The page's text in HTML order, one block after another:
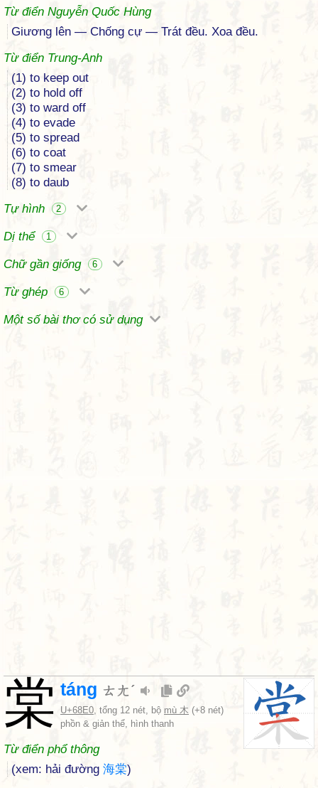
Từ điển Nguyễn Quốc Hùng
Giương lên — Chống cự — Trát đều. Xoa đều.
Từ điển Trung-Anh
(1) to keep out
(2) to hold off
(3) to ward off
(4) to evade
(5) to spread
(6) to coat
(7) to smear
(8) to daub
Tự hình
2
Dị thể 1
Chữ gần giống 6
Từ ghép 6
Một số bài thơ có sử dụng
棠 táng ㄊㄤˊ
U+68E0, tổng 12 nét, bộ mù 木 (+8 nét)
phồn & giản thể, hình thanh
Từ điển phổ thông
(xem: hải đường 海棠)